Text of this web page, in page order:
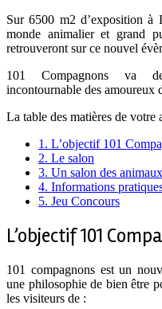
Sur 6500 m2 d’exposition à
monde animalier et grand
retrouveront sur ce nouvel
101 Compagnons va
incontournable des amoureux
La table des matières de votre
1. L’objectif 101
2. Le salon
3. Un salon des
4. Informations
5. Jeu Concours
L’objectif 101
101 compagnons est un
une philosophie de bien être
les visiteurs de :